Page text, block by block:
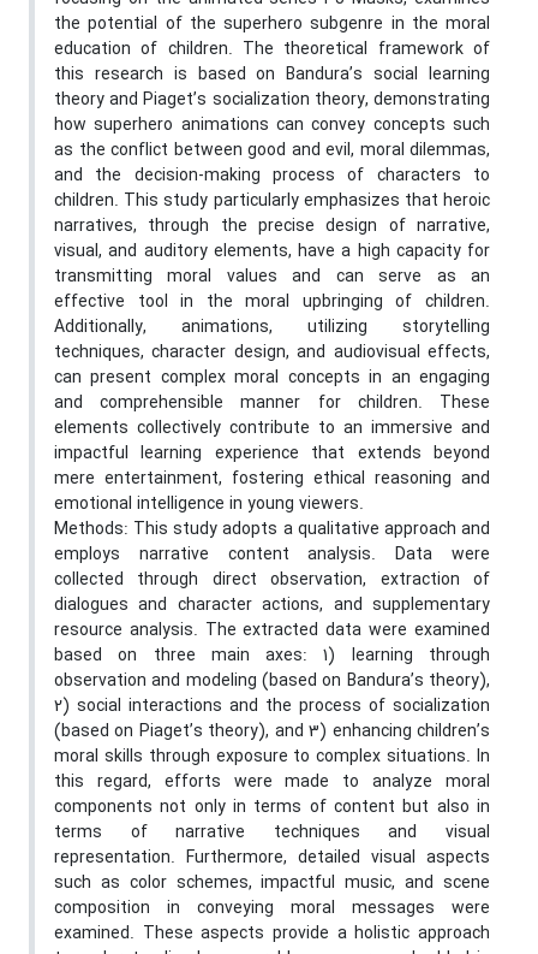
the potential of the superhero subgenre in the moral
education of children. The theoretical framework of
this research is based on Bandura’s social learning
theory and Piaget’s socialization theory, demonstrating
how superhero animations can convey concepts such
as the conflict between good and evil, moral dilemmas,
and the decision-making process of characters to
children. This study particularly emphasizes that heroic
narratives, through the precise design of narrative,
visual, and auditory elements, have a high capacity for
transmitting moral values and can serve as an
effective tool in the moral upbringing of children.
Additionally, animations, utilizing storytelling
techniques, character design, and audiovisual effects,
can present complex moral concepts in an engaging
and comprehensible manner for children. These
elements collectively contribute to an immersive and
impactful learning experience that extends beyond
mere entertainment, fostering ethical reasoning and
emotional intelligence in young viewers.
Methods: This study adopts a qualitative approach and
employs narrative content analysis. Data were
collected through direct observation, extraction of
dialogues and character actions, and supplementary
resource analysis. The extracted data were examined
based on three main axes: 1) learning through
observation and modeling (based on Bandura’s theory),
2) social interactions and the process of socialization
(based on Piaget’s theory), and 3) enhancing children’s
moral skills through exposure to complex situations. In
this regard, efforts were made to analyze moral
components not only in terms of content but also in
terms of narrative techniques and visual
representation. Furthermore, detailed visual aspects
such as color schemes, impactful music, and scene
composition in conveying moral messages were
examined. These aspects provide a holistic approach